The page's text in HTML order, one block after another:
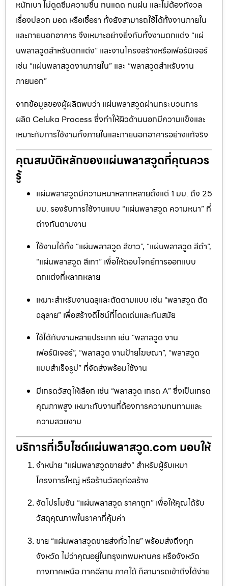
หนักเบา ไม่ดูดซึมความชื้น ทนแดด ทนฝน และไม่ต้องกังวล
เรื่องปลวก มอด หรือเชื้อรา ทั้งยังสามารถใช้ได้ทั้งงานภายใน
และภายนอกอาคาร จึงเหมาะอย่างยิ่งกับทั้งงานตกแต่ง “แผ่
นพลาสวูดสำหรับตกแต่ง” และงานโครงสร้างหรือเฟอร์นิเจอร์
เช่น “แผ่นพลาสวูดงานภายใน” และ “พลาสวูดสำหรับงาน
ภายนอก”
จากข้อมูลของผู้ผลิตพบว่า แผ่นพลาสวูดผ่านกระบวนการ
ผลิต Celuka Process ซึ่งทำให้ผิวด้านนอกมีความแข็งและ
เหมาะกับการใช้งานทั้งภายในและภายนอกอาคารอย่างแท้จริง
คุณสมบัติหลักของแผ่นพลาสวูดที่คุณควร
รู้
แผ่นพลาสวูดมีความหนาหลากหลายตั้งแต่ 1 มม. ถึง 25
มม. รองรับการใช้งานแบบ “แผ่นพลาสวูด ความหนา” ที่
ต่างกันตามงาน
ใช้งานได้ทั้ง “แผ่นพลาสวูด สีขาว”, “แผ่นพลาสวูด สีดำ”,
“แผ่นพลาสวูด สีเทา” เพื่อให้ตอบโจทย์การออกแบบ
ตกแต่งที่หลากหลาย
เหมาะสำหรับงานฉลุและตัดตามแบบ เช่น “พลาสวูด ตัด
ฉลุลาย” เพื่อสร้างดีไซน์ที่โดดเด่นและทันสมัย
ใช้ได้กับงานหลายประเภท เช่น “พลาสวูด งาน
เฟอร์นิเจอร์”, “พลาสวูด งานป้ายโฆษณา”, “พลาสวูด
แบบสำเร็จรูป” ที่จัดส่งพร้อมใช้งาน
มีเกรดวัสดุให้เลือก เช่น “พลาสวูด เกรด A” ซึ่งเป็นเกรด
คุณภาพสูง เหมาะกับงานที่ต้องการความทนทานและ
ความสวยงาม
บริการที่เว็บไซต์แผ่นพลาสวูด.com มอบให้
จำหน่าย “แผ่นพลาสวูดขายส่ง” สำหรับผู้รับเหมา
โครงการใหญ่ หรือร้านวัสดุก่อสร้าง
จัดโปรโมชัน “แผ่นพลาสวูด ราคาถูก” เพื่อให้คุณได้รับ
วัสดุคุณภาพในราคาที่คุ้มค่า
ขาย “แผ่นพลาสวูดขายส่งทั่วไทย” พร้อมส่งถึงทุก
จังหวัด ไม่ว่าคุณอยู่ในกรุงเทพมหานคร หรือจังหวัด
ทางภาคเหนือ ภาคอีสาน ภาคใต้ ก็สามารถเข้าถึงได้ง่าย